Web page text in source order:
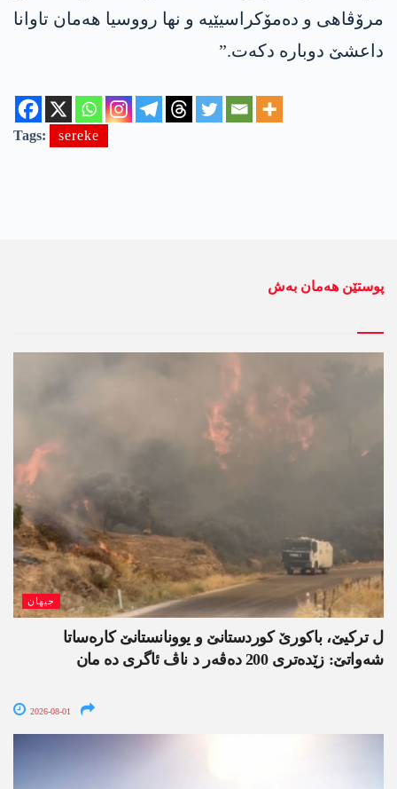
مرۆڤاھی و دەمۆکراسیێیە و نھا رووسیا ھەمان تاوانا
داعشێ دوبارە دکەت.”
Tags: sereke
پوستێن ھەمان بەش
جیھان
ل ترکیێ، باکورێ کوردستانێ و یوونانستانێ کارەساتا
شەواتێ: زێدەتری 200 دەڤەر د ناڤ ئاگری دە مان
2026-08-01